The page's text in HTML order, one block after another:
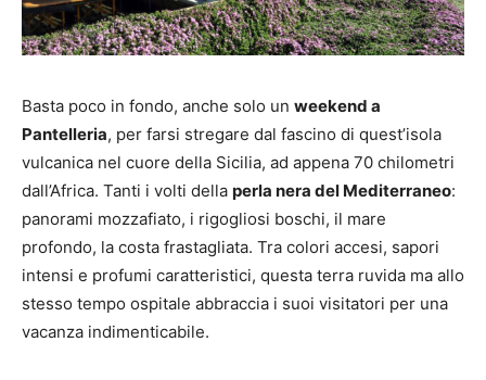
Basta poco in fondo, anche solo un weekend a
Pantelleria, per farsi stregare dal fascino di quest’isola
vulcanica nel cuore della Sicilia, ad appena 70 chilometri
dall’Africa. Tanti i volti della perla nera del Mediterraneo:
panorami mozzafiato, i rigogliosi boschi, il mare
profondo, la costa frastagliata. Tra colori accesi, sapori
intensi e profumi caratteristici, questa terra ruvida ma allo
stesso tempo ospitale abbraccia i suoi visitatori per una
vacanza indimenticabile.